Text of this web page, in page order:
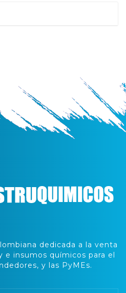
dedicada a la venta
e insumos químicos para el
y las PyMEs.